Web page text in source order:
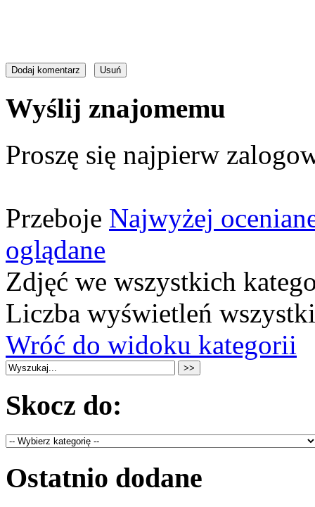
Wyślij znajomemu
Proszę się najpierw
Przeboje Najwyżej
oglądane
Zdjęć we wszystkich
Liczba wyświetleń
Wróć do widoku kategorii
Skocz do:
Ostatnio dodane